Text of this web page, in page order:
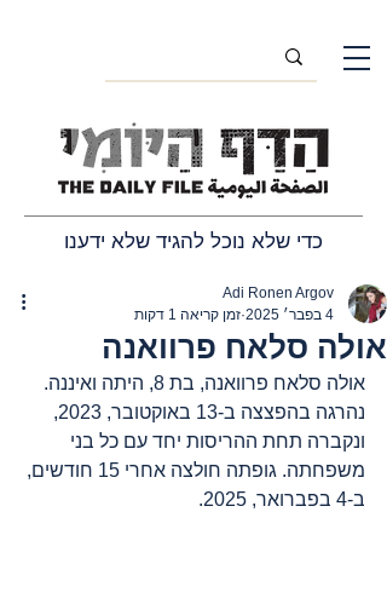
כדי שלא נוכל להגיד שלא ידענו
אולה סלאח פרוואנה
Adi Ronen Argov
4 בפבר׳ 2025
זמן קריאה 1 דקות
אולה סלאח פרוואנה, בת 8, היתה ואיננה.
נהרגה בהפצצה ב-13 באוקטובר, 2023,
ונקברה תחת ההריסות יחד עם כל בני
משפחתה. גופתה חולצה אחרי 15 חודשים,
ב-4 בפברואר, 2025.